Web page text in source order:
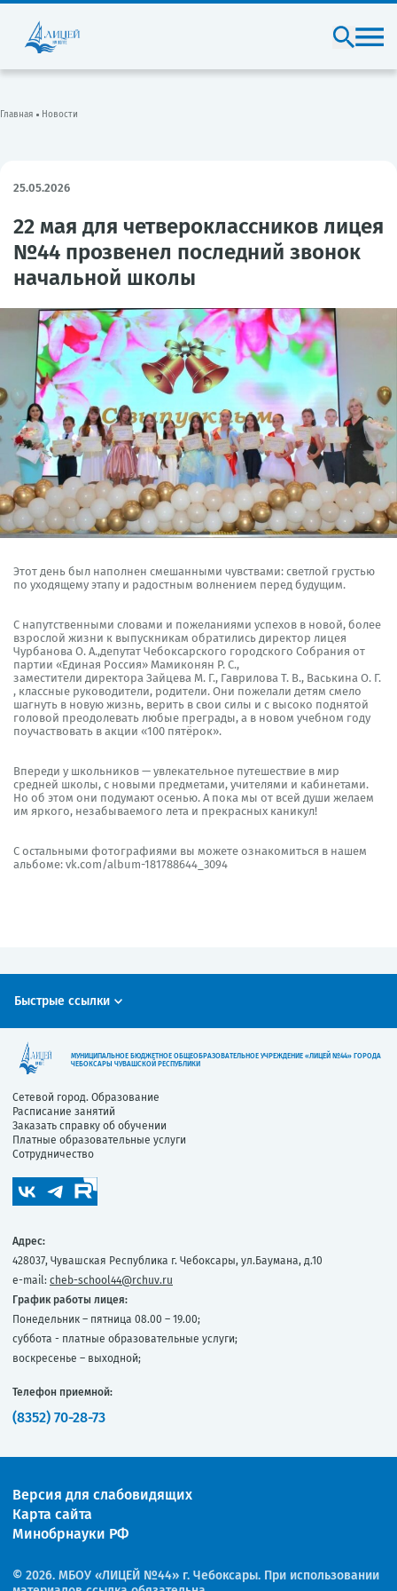
Главная Новости
25.05.2026
22 мая для четвероклассников лицея
№44 прозвенел последний звонок
начальной школы
Этот день был наполнен смешанными чувствами: светлой грустью
по уходящему этапу и радостным волнением перед будущим.
С напутственными словами и пожеланиями успехов в новой, более
взрослой жизни к выпускникам обратились директор лицея
Чурбанова О. А.,депутат Чебоксарского городского Собрания от
партии «Единая Россия» Мамиконян Р. С.,
заместители директора Зайцева М. Г., Гаврилова Т. В., Васькина О. Г.
, классные руководители, родители. Они пожелали детям смело
шагнуть в новую жизнь, верить в свои силы и с высоко поднятой
головой преодолевать любые преграды, а в новом учебном году
поучаствовать в акции «100 пятёрок».
Впереди у школьников — увлекательное путешествие в мир
средней школы, с новыми предметами, учителями и кабинетами.
Но об этом они подумают осенью. А пока мы от всей души желаем
им яркого, незабываемого лета и прекрасных каникул!
С остальными фотографиями вы можете ознакомиться в нашем
альбоме: vk.com/album-181788644_3094
Быстрые ссылки
МУНИЦИПАЛЬНОЕ БЮДЖЕТНОЕ ОБЩЕОБРАЗОВАТЕЛЬНОЕ УЧРЕЖДЕНИЕ «ЛИЦЕЙ №44» ГОРОДА
ЧЕБОКСАРЫ ЧУВАШСКОЙ РЕСПУБЛИКИ
Сетевой город. Образование
Расписание занятий
Заказать справку об обучении
Платные образовательные услуги
Сотрудничество
Адрес:
428037, Чувашская Республика г. Чебоксары, ул.Баумана, д.10
e-mail: cheb-school44@rchuv.ru
График работы лицея:
Понедельник – пятница 08.00 – 19.00;
суббота - платные образовательные услуги;
воскресенье – выходной;
Телефон приемной:
(8352) 70-28-73
Версия для слабовидящих
Карта сайта
Минобрнауки РФ
© 2026. МБОУ «ЛИЦЕЙ №44» г. Чебоксары. При использовании